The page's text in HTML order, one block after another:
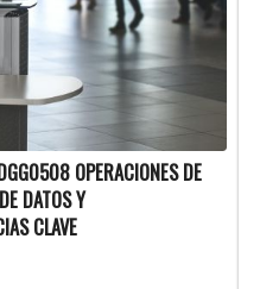
OPERACIONES DE
DATOS Y
CLAVE